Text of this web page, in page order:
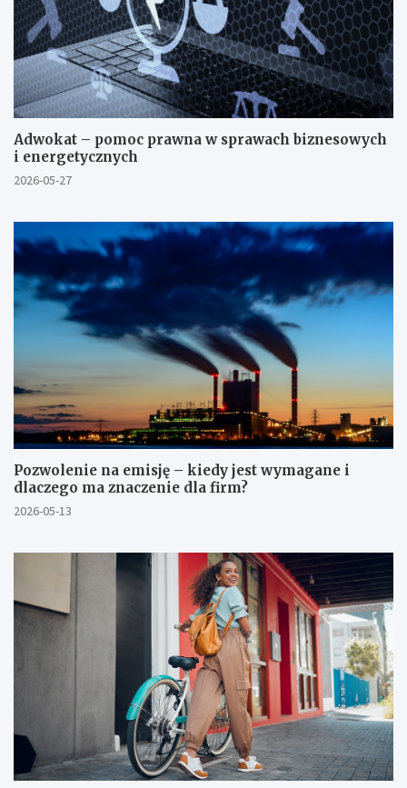
Adwokat – pomoc prawna w sprawach biznesowych
i energetycznych
2026-05-27
Pozwolenie na emisję – kiedy jest wymagane i
dlaczego ma znaczenie dla firm?
2026-05-13